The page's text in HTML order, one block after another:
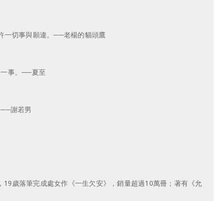
一切事與願違。──老楊的貓頭鷹
事。──夏至
謝若男
歲落筆完成處女作《一生欠安》，銷量超過10萬冊；著有《允